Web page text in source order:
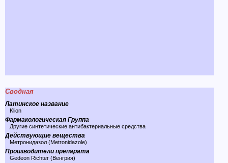
Сводная
Латинское название
Klion
Фармакологическая Группа
Другие синтетические антибактериальные средства
Действующие вещества
Метронидазол (Metronidazole)
Производители препарата
Gedeon Richter (Венгрия)